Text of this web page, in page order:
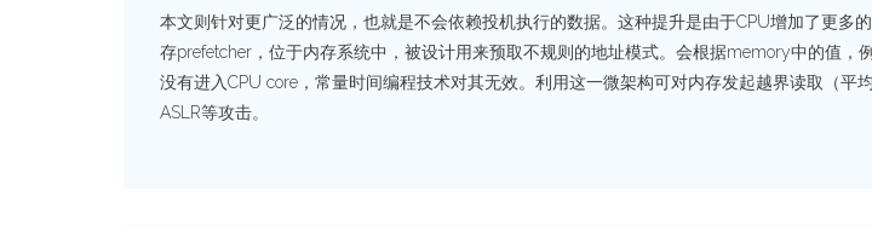
本文则针对更广泛的情况，也就是不会依赖投机执行的数据。这种提升是由于CPU增加了更多
存prefetcher，位于内存系统中，被设计用来预取不规则的地址模式。会根据memory中的值，
没有进入CPU core，常量时间编程技术对其无效。利用这一微架构可对内存发起越界读取（平
ASLR等攻击。